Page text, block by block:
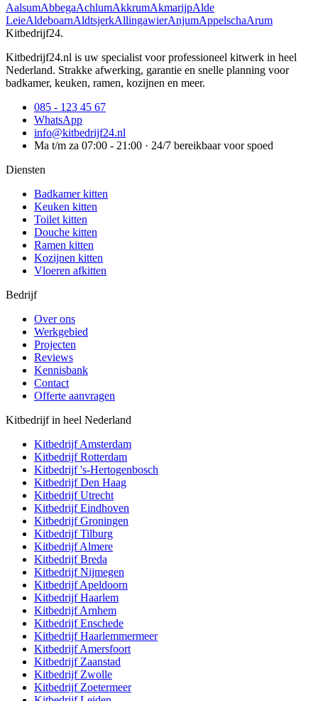
AalsumAbbegaAchlumAkkrumAkmarijpAlde
LeieAldeboarnAldtsjerkAllingawierAnjumAppelschaArum
Kitbedrijf24.
Kitbedrijf24.nl is uw specialist voor professioneel kitwerk in heel
Nederland. Strakke afwerking, garantie en snelle planning voor
badkamer, keuken, ramen, kozijnen en meer.
085 - 123 45 67
WhatsApp
info@kitbedrijf24.nl
Ma t/m za 07:00 - 21:00 · 24/7 bereikbaar voor spoed
Diensten
Badkamer kitten
Keuken kitten
Toilet kitten
Douche kitten
Ramen kitten
Kozijnen kitten
Vloeren afkitten
Bedrijf
Over ons
Werkgebied
Projecten
Reviews
Kennisbank
Contact
Offerte aanvragen
Kitbedrijf in heel Nederland
KitbedrijfAmsterdam
KitbedrijfRotterdam
Kitbedrijf's-Hertogenbosch
KitbedrijfDen Haag
KitbedrijfUtrecht
KitbedrijfEindhoven
KitbedrijfGroningen
KitbedrijfTilburg
KitbedrijfAlmere
KitbedrijfBreda
KitbedrijfNijmegen
KitbedrijfApeldoorn
KitbedrijfHaarlem
KitbedrijfArnhem
KitbedrijfEnschede
KitbedrijfHaarlemmermeer
KitbedrijfAmersfoort
Kitbedrijf Zaanstad
Kitbedrijf Zwolle
Kitbedrijf Zoetermeer